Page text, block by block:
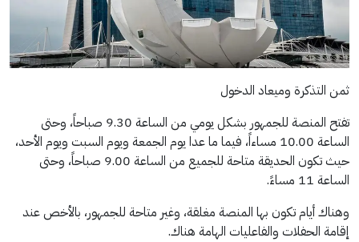
ثمن التذكرة وميعاد الدخول
تفتح المنصة للجمهور بشكل يومي من الساعة 9.30 صباحاً، وحتى
الساعة 10.00 مساءاً، فيما ما عدا يوم الجمعة ويوم السبت ويوم الأحد،
حيث تكون الحديقة متاحة للجميع من الساعة 9.00 صباحاً، وحتى
الساعة 11 مساءً.
وهناك أيام تكون بها المنصة مغلقة، وغير متاحة للجمهور، بالأخص عند
إقامة الحفلات والفاعليات الهامة هناك.